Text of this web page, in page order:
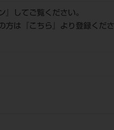
』してご覧ください。
方は『
こちら
』より登録くださ